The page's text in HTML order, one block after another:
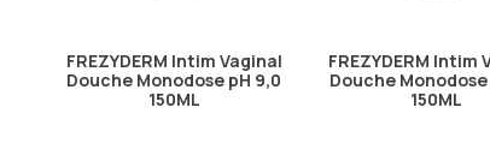
FREZYDERM Intim Vaginal
Douche Monodose pH 9,0
150ML
FREZYDERM Intim
Douche Monodose
150ML